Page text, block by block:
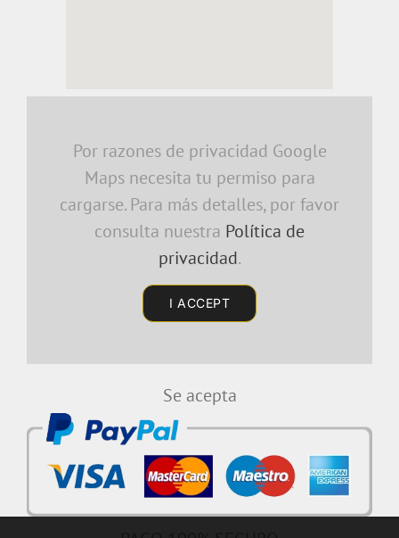
embedding a google map
Por razones de privacidad Google
Maps necesita tu permiso para
cargarse. Para más detalles, por favor
consulta nuestra Política de
privacidad.
I ACCEPT
Se acepta